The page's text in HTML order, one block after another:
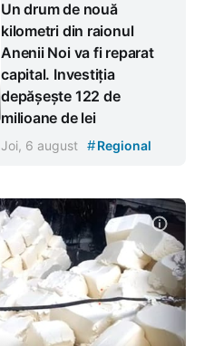
Un drum de nouă
kilometri din raionul
Anenii Noi va fi reparat
capital. Investiția
depășește 122 de
milioane de lei
Joi, 6 august #Regional